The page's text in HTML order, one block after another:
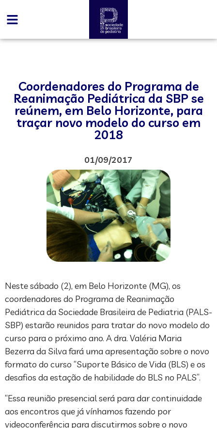
Coordenadores do Programa de
Reanimação Pediátrica da SBP se
reúnem, em Belo Horizonte, para
traçar novo modelo do curso em
2018
01/09/2017
Neste sábado (2), em Belo Horizonte (MG), os
coordenadores do Programa de Reanimação
Pediátrica da Sociedade Brasileira de Pediatria (PALS-
SBP) estarão reunidos para tratar do novo modelo do
curso para o próximo ano. A dra. Valéria Maria
Bezerra da Silva fará uma apresentação sobre o novo
formato do curso “Suporte Básico de Vida (BLS) e os
desafios da estação de habilidade do BLS no PALS”.
“Essa reunião presencial será para dar continuidade
aos encontros que já vínhamos fazendo por
videoconferência para discutirmos sobre o novo